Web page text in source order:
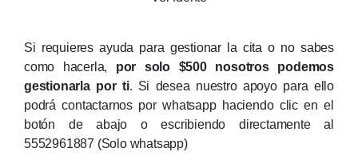
Si requieres ayuda para gestionar la cita o no sabes
como hacerla, por solo $500 nosotros podemos
gestionarla por ti. Si desea nuestro apoyo para ello
podrá contactarnos por whatsapp haciendo clic en el
botón de abajo o escribiendo directamente al
5552961887 (Solo whatsapp)